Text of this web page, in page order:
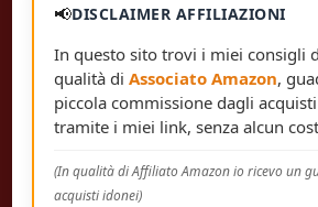
📢DISCLAIMER AFFILIAZIONI
In questo sito trovi i miei consigli
qualità di Associato Amazon,
piccola commissione dagli
tramite i miei link, senza alcun
(In qualità di Affiliato Amazon io ricevo un
acquisti idonei)